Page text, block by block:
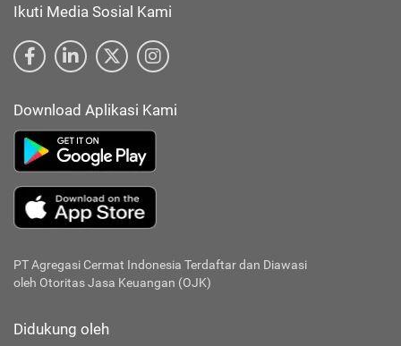
Ikuti Media Sosial Kami
Download Aplikasi Kami
PT Agregasi Cermat Indonesia Terdaftar dan Diawasi
oleh Otoritas Jasa Keuangan (OJK)
Didukung oleh